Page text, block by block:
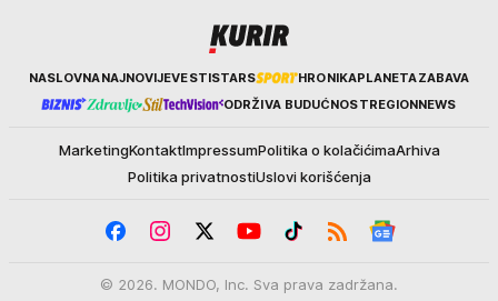
KurirNASLOVNANAJNOVIJEVESTISTARS HRONIKAPLANETAZABAVA
ODRŽIVA BUDUĆNOSTREGIONNEWS
MarketingKontaktImpressumPolitika o kolačićimaArhiva
Politika privatnostiUslovi korišćenja
© 2026. MONDO, Inc. Sva prava zadržana.